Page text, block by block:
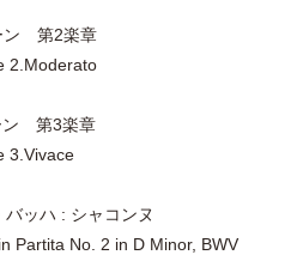
ン 第2楽章
2.Moderato
ン 第3楽章
3.Vivace
ッハ : シャコンヌ
Partita No. 2 in D Minor, BWV